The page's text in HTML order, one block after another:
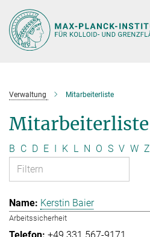
Hauptinhalt
Verwaltung Mitarbeiterliste
Mitarbeiterliste
B C D E I K L N O S V W Z
Kerstin Baier
Arbeitssicherheit